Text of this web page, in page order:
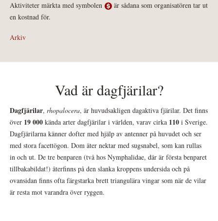
Aktiviteter märkta med symbolen
är sådana som organisatören tar ut
en kostnad för.
Arkiv
Vad är dagfjärilar?
Dagfjärilar, rhopalocera, är huvudsakligen dagaktiva fjärilar. Det finns
över 19 000 kända arter dagfjärilar i världen, varav cirka 110 i Sverige.
Dagfjärilarna känner dofter med hjälp av antenner på huvudet och ser
med stora facettögon. Dom äter nektar med sugsnabel, som kan rullas
in och ut. De tre benparen (två hos Nymphalidae, där är första benparet
tillbakabildat!) återfinns på den slanka kroppens undersida och på
ovansidan finns ofta färgstarka brett triangulära vingar som när de vilar
är resta mot varandra över ryggen.